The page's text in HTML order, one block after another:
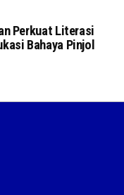
Perkuat Literasi
Bahaya Pinjol